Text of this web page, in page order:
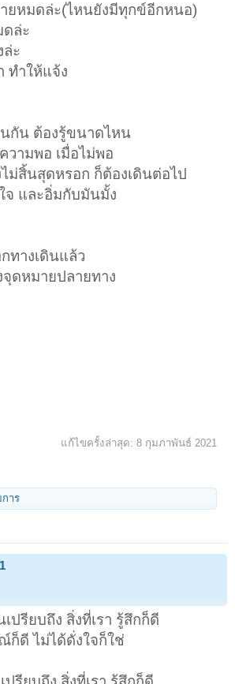
ยหมดล่ะ(ไหนยังมีทุกข์อีกหนอ)
ล่ะ
ล่ะ
ทำให้แจ้ง
นกัน ต้องรู้ขนาดไหน
วามพอ เมื่อไม่พอ
ม่สิ้นสุดหรอก ก็ต้องเดินต่อไป
จ และอิ่มกับมันมั้ง
ทางเดินแล้ว
จุดหมายปลายทาง
แก้ไขครั้งล่าสุด: 8 กุมภาพันธ์ 2021
การ
ปรียบถึง สิ่งที่เรา รู้สึกก็ดี
ก็ดี ไม่ได้ดั่งใจก็ใช่